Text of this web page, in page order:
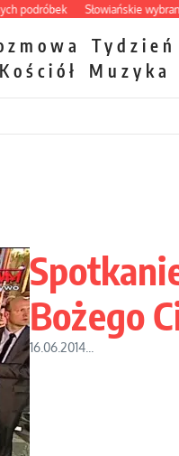
Słowiańskie
Tydzień
Kościół Muzyka
Bożego
16.06.2014...